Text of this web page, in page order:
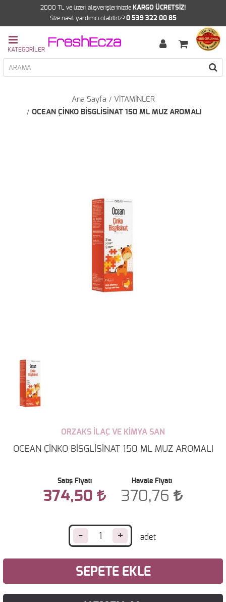
2000 TL ve üzeri alışverişlerinizde KARGO ÜCRETSİZ!
Size nasıl yardımcı olabilriz? 0 539 322 00 85
Ana Sayfa
VİTAMİNLER
OCEAN ÇİNKO BİSGLİSİNAT 150 ML MUZ AROMALI
ORZAKS İLAÇ VE KİMYA SAN
OCEAN ÇİNKO BİSGLİSİNAT 150 ML MUZ AROMALI
Satış Fiyatı
374,50
Havale Fiyatı
370,76
- +
SEPETE EKLE